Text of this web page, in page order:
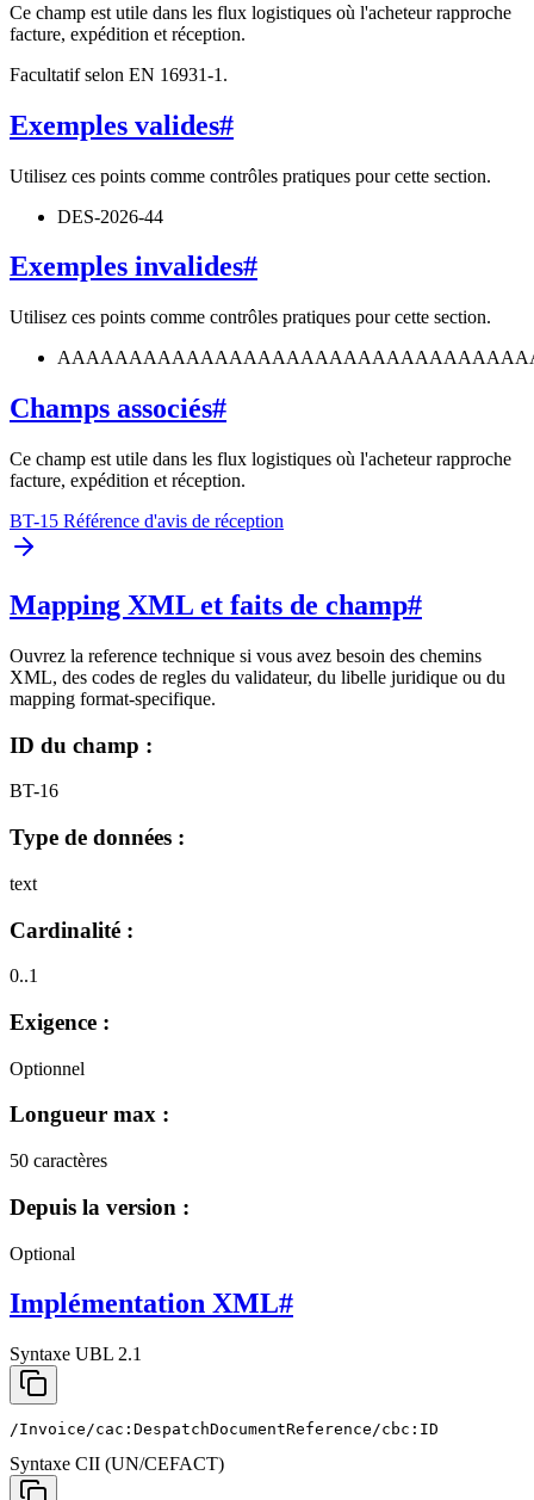
Ce champ est utile dans les flux logistiques où l'acheteur rapproche
facture, expédition et réception.
Facultatif selon EN 16931-1.
Exemples valides#
Utilisez ces points comme contrôles pratiques pour cette section.
DES-2026-44
Exemples invalides#
Utilisez ces points comme contrôles pratiques pour cette section.
Champs associés#
Ce champ est utile dans les flux logistiques où l'acheteur rapproche
facture, expédition et réception.
BT-15 Référence d'avis de réception
Mapping XML et faits de champ#
Ouvrez la reference technique si vous avez besoin des chemins
XML, des codes de regles du validateur, du libelle juridique ou du
mapping format-specifique.
ID du champ :
BT-16
Type de données :
text
Cardinalité :
0..1
Exigence :
Optionnel
Longueur max :
50 caractères
Depuis la version :
Optional
Implémentation XML#
Syntaxe UBL 2.1
/Invoice/cac:DespatchDocumentReference/cbc:ID
Syntaxe CII (UN/CEFACT)